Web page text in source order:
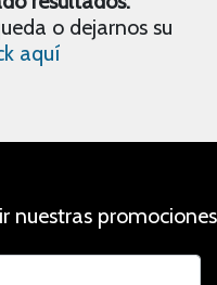
o dejarnos su
aquí
nuestras promociones